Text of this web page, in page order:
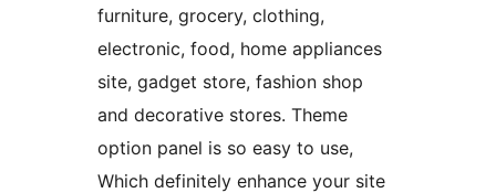
furniture, grocery, clothing,
electronic, food, home appliances
site, gadget store, fashion shop
and decorative stores. Theme
option panel is so easy to use,
Which definitely enhance your site